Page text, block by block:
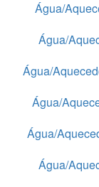
Água/
Água/
Água/
Água/
Água/
Água/